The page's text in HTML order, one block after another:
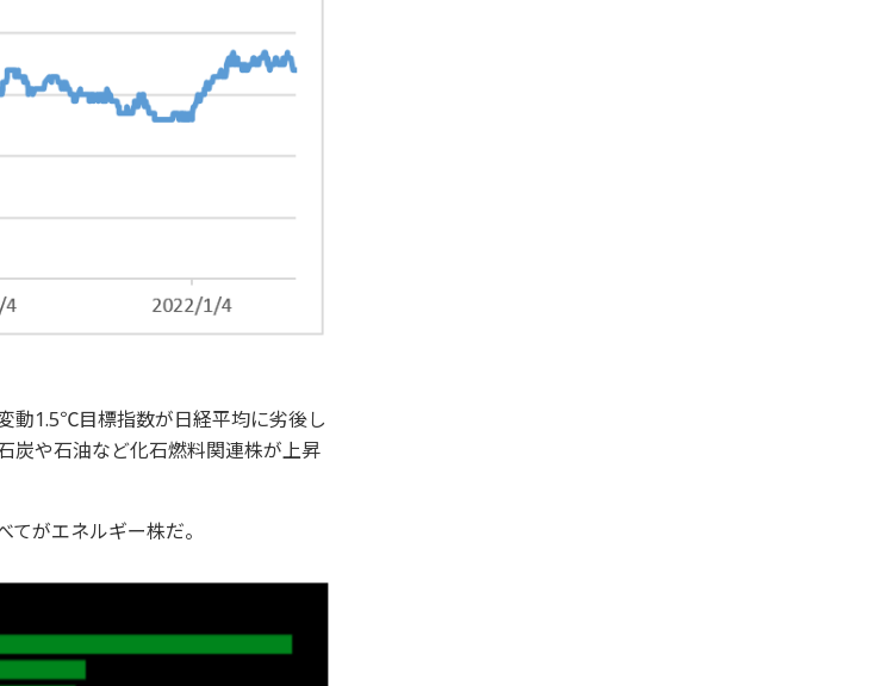
動1.5℃目標指数が日経平均に劣後し
炭や石油など化石燃料関連株が上昇
てがエネルギー株だ。